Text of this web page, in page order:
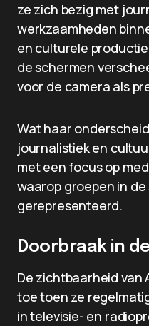
ze zich bezig met
werkzaamheden
en culturele
de schermen
voor de camera als
Wat haar
journalistiek en
met een focus op
waarop groepen in
gerepresenteerd.
Doorbraak in
De zichtbaarheid van
toe toen ze
in televisie- en